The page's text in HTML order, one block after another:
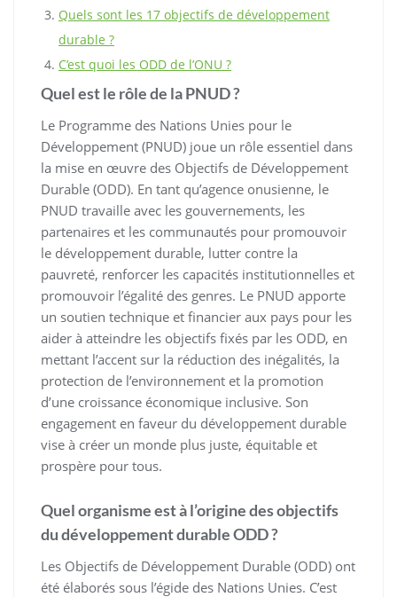
Quels sont les 17 objectifs de développement
durable ?
C’est quoi les ODD de l’ONU ?
Quel est le rôle de la PNUD ?
Le Programme des Nations Unies pour le
Développement (PNUD) joue un rôle essentiel dans
la mise en œuvre des Objectifs de Développement
Durable (ODD). En tant qu’agence onusienne, le
PNUD travaille avec les gouvernements, les
partenaires et les communautés pour promouvoir
le développement durable, lutter contre la
pauvreté, renforcer les capacités institutionnelles et
promouvoir l’égalité des genres. Le PNUD apporte
un soutien technique et financier aux pays pour les
aider à atteindre les objectifs fixés par les ODD, en
mettant l’accent sur la réduction des inégalités, la
protection de l’environnement et la promotion
d’une croissance économique inclusive. Son
engagement en faveur du développement durable
vise à créer un monde plus juste, équitable et
prospère pour tous.
Quel organisme est à l’origine des objectifs
du développement durable ODD ?
Les Objectifs de Développement Durable (ODD) ont
été élaborés sous l’égide des Nations Unies. C’est